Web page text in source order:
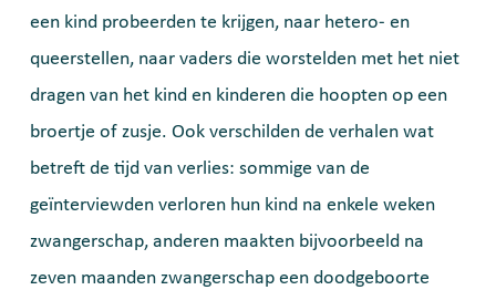
een kind probeerden te krijgen, naar hetero- en
queerstellen, naar vaders die worstelden met het niet
dragen van het kind en kinderen die hoopten op een
broertje of zusje. Ook verschilden de verhalen wat
betreft de tijd van verlies: sommige van de
geïnterviewden verloren hun kind na enkele weken
zwangerschap, anderen maakten bijvoorbeeld na
zeven maanden zwangerschap een doodgeboorte